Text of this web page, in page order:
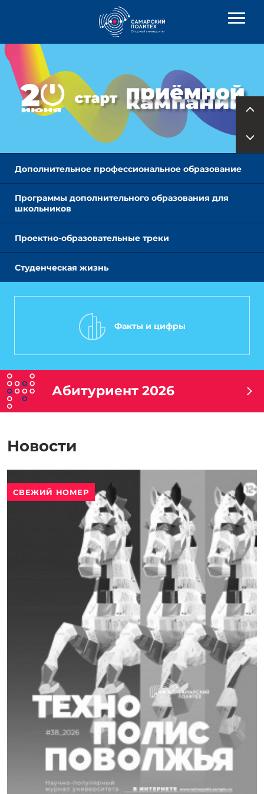
Дополнительное профессиональное образование
Программы дополнительного образования для
школьников
Проектно-образовательные треки
Студенческая жизнь
Факты и цифры
Абитуриент 2026
Новости
СВЕЖИЙ НОМЕР